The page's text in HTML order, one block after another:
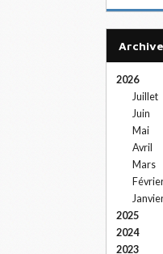
2026
Juillet
Juin
Mai
Avril
Mars
2025
2024
2023